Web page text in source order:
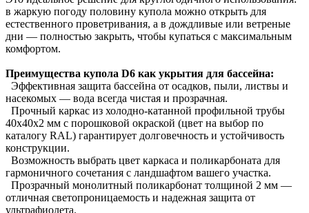
в жаркую погоду половину купола можно открыть для
естественного проветривания, а в дождливые или ветреные
дни — полностью закрыть, чтобы купаться с максимальным
комфортом.
Преимущества купола D6 как укрытия для бассейна:
Эффективная защита бассейна от осадков, пыли, листвы и
насекомых — вода всегда чистая и прозрачная.
Прочный каркас из холодно-катанной профильной трубы
40х40х2 мм с порошковой окраской (цвет на выбор по
каталогу RAL) гарантирует долговечность и устойчивость
конструкции.
Возможность выбрать цвет каркаса и поликарбоната для
гармоничного сочетания с ландшафтом вашего участка.
Прозрачный монолитный поликарбонат толщиной 2 мм —
отличная светопроницаемость и надежная защита от
ультрафиолета.